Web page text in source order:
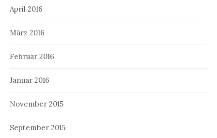
April 2016
März 2016
Februar 2016
Januar 2016
November 2015
September 2015